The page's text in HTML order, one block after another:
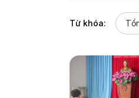
Từ khóa: